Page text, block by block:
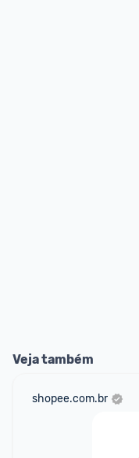
Veja também
shopee.com.br